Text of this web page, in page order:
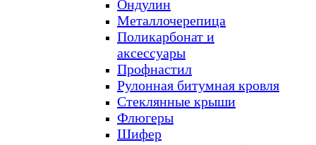
Ондулин
Металлочерепица
Поликарбонат и
аксессуары
Профнастил
Рулонная битумная кровля
Стеклянные крыши
Флюгеры
Шифер